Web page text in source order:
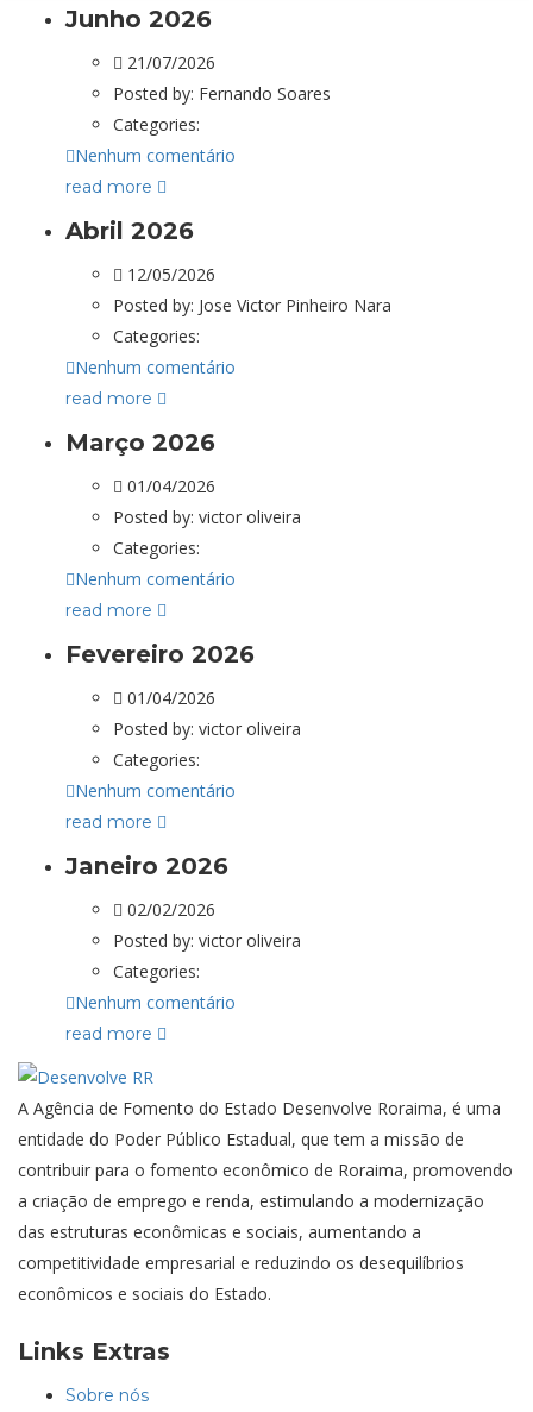
Junho 2026
21/07/2026
Posted by: Fernando Soares
Categories:
Nenhum comentário
read more
Abril 2026
12/05/2026
Posted by: Jose Victor Pinheiro Nara
Categories:
Nenhum comentário
read more
Março 2026
01/04/2026
Posted by: victor oliveira
Categories:
Nenhum comentário
read more
Fevereiro 2026
01/04/2026
Posted by: victor oliveira
Categories:
Nenhum comentário
read more
Janeiro 2026
02/02/2026
Posted by: victor oliveira
Categories:
Nenhum comentário
read more
A Agência de Fomento do Estado Desenvolve Roraima, é uma
entidade do Poder Público Estadual, que tem a missão de
contribuir para o fomento econômico de Roraima, promovendo
a criação de emprego e renda, estimulando a modernização
das estruturas econômicas e sociais, aumentando a
competitividade empresarial e reduzindo os desequilíbrios
econômicos e sociais do Estado.
Links Extras
Sobre nós